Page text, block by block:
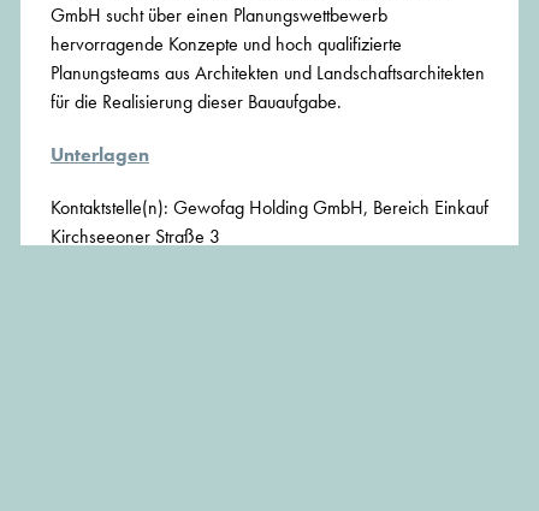
GmbH sucht über einen Planungswettbewerb
hervorragende Konzepte und hoch qualifizierte
Planungsteams aus Architekten und Landschaftsarchitekten
für die Realisierung dieser Bauaufgabe.
Unterlagen
Kontaktstelle(n): Gewofag Holding GmbH, Bereich Einkauf
Kirchseeoner Straße 3